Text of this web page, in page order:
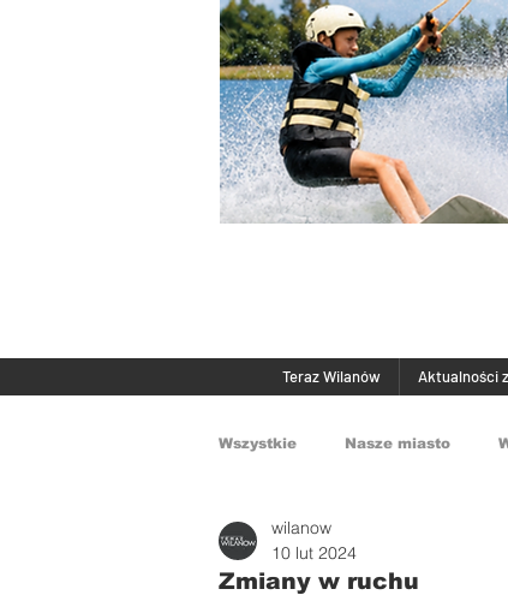
Teraz Wilanów Aktualności
Wszystkie Nasze miasto
Zdrowie i uroda
Zmiany w ruchu
wilanow
10 lut 2024